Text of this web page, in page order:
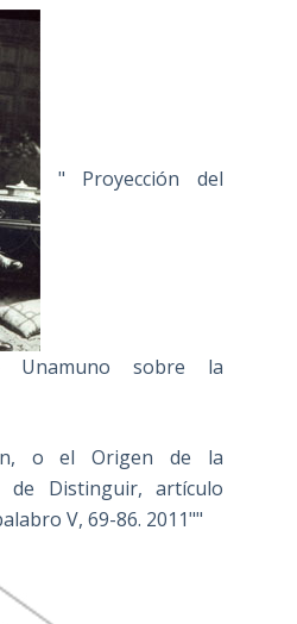
" Proyección del
Unamuno sobre la
o el Origen de la
de Distinguir, artículo
V, 69-86. 2011""